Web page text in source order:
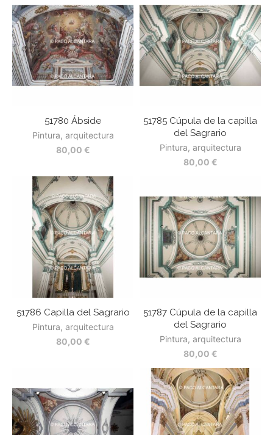
51780 Ábside
Pintura, arquitectura
80,00 €
51785 Cúpula de la capilla
del Sagrario
Pintura, arquitectura
80,00 €
51786 Capilla del Sagrario
Pintura, arquitectura
80,00 €
51787 Cúpula de la capilla
del Sagrario
Pintura, arquitectura
80,00 €